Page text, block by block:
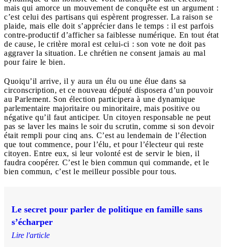
mais qui amorce un mouvement de conquête est un argument :
c’est celui des partisans qui espèrent progresser. La raison se
plaide, mais elle doit s’apprécier dans le temps : il est parfois
contre-productif d’afficher sa faiblesse numérique. En tout état
de cause, le critère moral est celui-ci : son vote ne doit pas
aggraver la situation. Le chrétien ne consent jamais au mal
pour faire le bien.
Quoiqu’il arrive, il y aura un élu ou une élue dans sa
circonscription, et ce nouveau député disposera d’un pouvoir
au Parlement. Son élection participera à une dynamique
parlementaire majoritaire ou minoritaire, mais positive ou
négative qu’il faut anticiper. Un citoyen responsable ne peut
pas se laver les mains le soir du scrutin, comme si son devoir
était rempli pour cinq ans. C’est au lendemain de l’élection
que tout commence, pour l’élu, et pour l’électeur qui reste
citoyen. Entre eux, si leur volonté est de servir le bien, il
faudra coopérer. C’est le bien commun qui commande, et le
bien commun, c’est le meilleur possible pour tous.
Le secret pour parler de politique en famille sans
s’écharper
Lire l'article